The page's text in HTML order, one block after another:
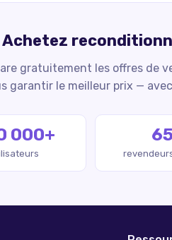
Achetez
gratuitement les offres de
garantir le meilleur prix —
000+